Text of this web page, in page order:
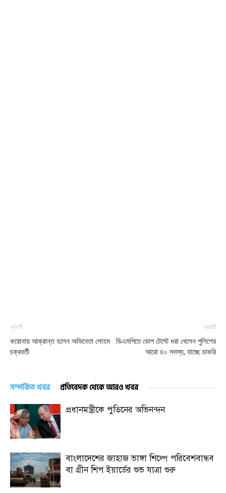
পূর্ববর্তী
করোনায় আক্রান্ত হলেন অভিনেতা সোহম
চক্রবর্তী
পরবর্তী
ডিএমপিতে ডোপ টেস্টে ধরা খেলেন পুলিশের
আরো ৪০ সদস্য, যাচ্ছে চাকরি
সম্পর্কিত খবর প্রতিবেদক থেকে আরও খবর
প্রধানমন্ত্রীকে পুতিনের অভিনন্দন
বাংলাদেশের জাহাজ ভাঙ্গা শিল্পে পরিবেশবান্ধব
বা গ্রীন শিপ ইয়ার্ডের শুভ যাত্রা শুরু